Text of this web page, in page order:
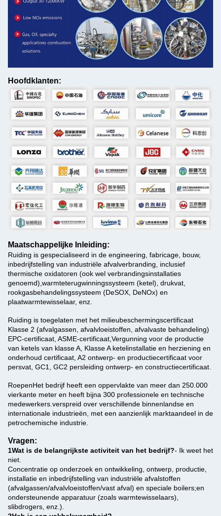
Hoofdklanten:
Maatschappelijke Inleiding:
Ruiding is gespecialiseerd in de engineering, fabricage, bouw,
inbedrijfstelling van industriële afvalverbranding, inclusief
thermische oxidatoren (ook wel verbrandingsinstallaties
genoemd),warmteterugwinningssysteem (ketel), drukvat,
rookgasbehandelingssysteem (DeSOX, DeNOx) en
plaatwarmtewisselaar, enz.
Ruiding is toegelaten met het milieubeschermingscertificaat
Klasse 2 (afvalgassen, afvalvloeistoffen, afvalvaste behandeling)
EPC-certificaat, ASME-certificaat,Vergunning voor de productie
van ketels van klasse A, Klasse A ketelinstallatie en herziening en
onderhoud certificaat, A2 ontwerp- en productiecertificaat voor
persvat, GC1, GC2 persleiding ontwerp- en constructiecertificaat.
RoepenHet bedrijf heeft een oppervlakte van meer dan 250.000
vierkante meter en heeft bijna 300 professionele en technische
medewerkers.verspreid over verschillende binnenlandse en
internationale industrieën, met een aanzienlijk marktaandeel in de
petrochemische industrie.
Vragen:
1Wat is de belangrijkste activiteit van het bedrijf?- Ik weet het
niet.
Concentratie op onderzoek en ontwikkeling, ontwerp, productie,
installatie en inbedrijfstelling van industriële afvalstoffen
(afvalgassen/afvalvloeistoffen/vast afval) en speciale boilers;en
ondersteunende apparatuur (zoals warmtewisselaars),
slibdrogers, enz.).